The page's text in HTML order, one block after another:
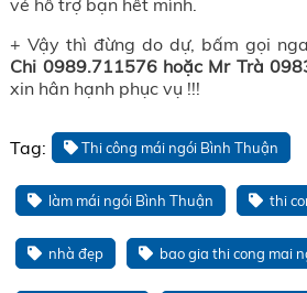
+ Vậy thì đừng do dự, bấm gọi
Chi 0989.711576 hoặc Mr Trà
xin hân hạnh phục vụ !!!
Tag: Thi công mái ngói Bình Thuận
làm mái ngói Bình Thuận thi
nhà đẹp bao gia thi cong mai